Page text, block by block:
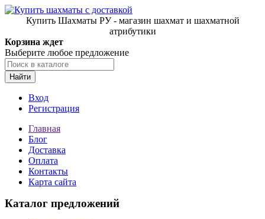
Купить Шахматы РУ - магазин шахмат и шахматной
атрибутики
Корзина ждет
Выберите любое предложение
Найти
Вход
Регистрация
Главная
Блог
Доставка
Оплата
Контакты
Карта сайта
Каталог предложений